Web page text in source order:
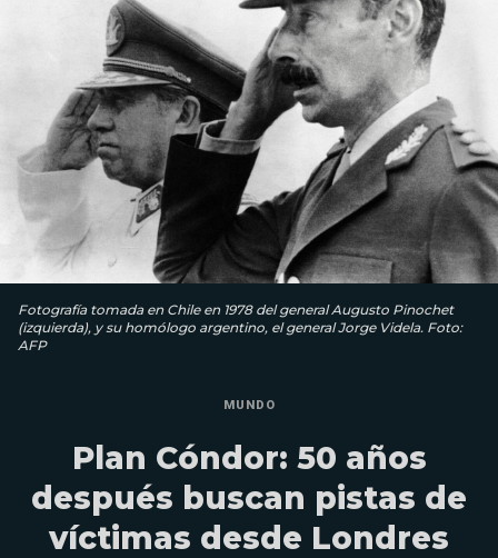
Fotografía tomada en Chile en 1978 del general Augusto Pinochet
(izquierda), y su homólogo argentino, el general Jorge Videla. Foto:
AFP
MUNDO
Plan Cóndor: 50 años
después buscan pistas de
víctimas desde Londres